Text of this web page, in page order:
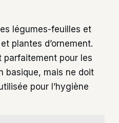
légumes-feuilles et
plantes d’ornement.
parfaitement pour les
basique, mais ne doit
pour l’hygiène